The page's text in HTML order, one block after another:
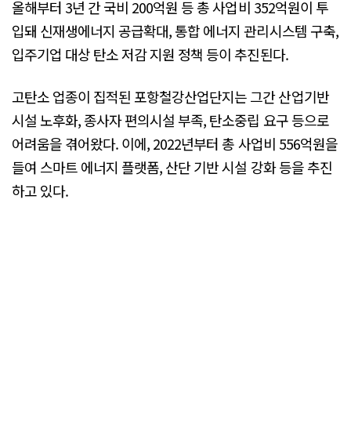
올해부터 3년 간 국비 200억원 등 총 사업비 352억원이 투
입돼 신재생에너지 공급확대, 통합 에너지 관리시스템 구축,
입주기업 대상 탄소 저감 지원 정책 등이 추진된다.
고탄소 업종이 집적된 포항철강산업단지는 그간 산업기반
시설 노후화, 종사자 편의시설 부족, 탄소중립 요구 등으로
어려움을 겪어왔다. 이에, 2022년부터 총 사업비 556억원을
들여 스마트 에너지 플랫폼, 산단 기반 시설 강화 등을 추진
하고 있다.